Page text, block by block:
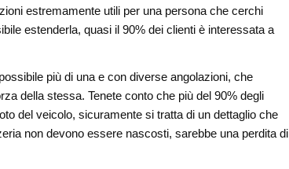
estremamente utili per una persona che cerchi
estenderla, quasi il 90% dei clienti è interessata a
più di una e con diverse angolazioni, che
della stessa. Tenete conto che più del 90% degli
del veicolo, sicuramente si tratta di un dettaglio che
non devono essere nascosti, sarebbe una perdita di